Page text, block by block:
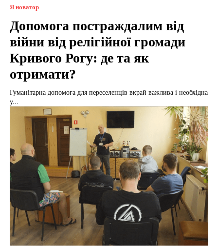
Я новатор
Допомога постраждалим від
війни від релігійної громади
Кривого Рогу: де та як
отримати?
Гуманітарна допомога для переселенців вкрай важлива і необхідна
у...